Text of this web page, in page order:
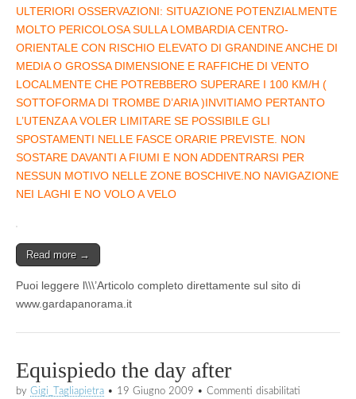
ULTERIORI OSSERVAZIONI: SITUAZIONE POTENZIALMENTE
MOLTO PERICOLOSA SULLA LOMBARDIA CENTRO-
ORIENTALE CON RISCHIO ELEVATO DI GRANDINE ANCHE DI
MEDIA O GROSSA DIMENSIONE E RAFFICHE DI VENTO
LOCALMENTE CHE POTREBBERO SUPERARE I 100 KM/H (
SOTTOFORMA DI TROMBE D’ARIA )INVITIAMO PERTANTO
L’UTENZA A VOLER LIMITARE SE POSSIBILE GLI
SPOSTAMENTI NELLE FASCE ORARIE PREVISTE. NON
SOSTARE DAVANTI A FIUMI E NON ADDENTRARSI PER
NESSUN MOTIVO NELLE ZONE BOSCHIVE.NO NAVIGAZIONE
NEI LAGHI E NO VOLO A VELO
Read more →
Puoi leggere l\\\’Articolo completo direttamente sul sito di
www.gardapanorama.it
Equispiedo the day after
by Gigi_Tagliapietra • 19 Giugno 2009 • Commenti disabilitati